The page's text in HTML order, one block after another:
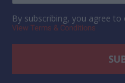
By subscribing, you agree
View Terms & Conditions